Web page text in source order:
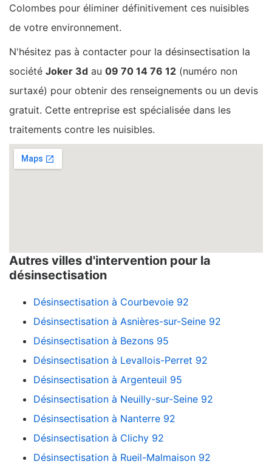
Colombes pour éliminer définitivement ces nuisibles
de votre environnement.
N'hésitez pas à contacter pour la désinsectisation la
société Joker 3d au 09 70 14 76 12 (numéro non
surtaxé) pour obtenir des renseignements ou un devis
gratuit. Cette entreprise est spécialisée dans les
traitements contre les nuisibles.
Autres villes d'intervention pour la
désinsectisation
Désinsectisation à Courbevoie 92
Désinsectisation à Asnières-sur-Seine 92
Désinsectisation à Bezons 95
Désinsectisation à Levallois-Perret 92
Désinsectisation à Argenteuil 95
Désinsectisation à Neuilly-sur-Seine 92
Désinsectisation à Nanterre 92
Désinsectisation à Clichy 92
Désinsectisation à Rueil-Malmaison 92